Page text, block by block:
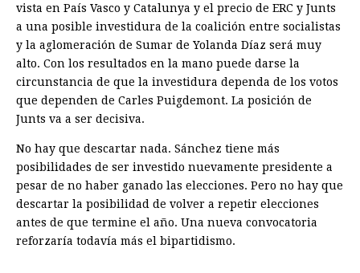
vista en País Vasco y Catalunya y el precio de ERC y Junts
a una posible investidura de la coalición entre socialistas
y la aglomeración de Sumar de Yolanda Díaz será muy
alto. Con los resultados en la mano puede darse la
circunstancia de que la investidura dependa de los votos
que dependen de Carles Puigdemont. La posición de
Junts va a ser decisiva.
No hay que descartar nada. Sánchez tiene más
posibilidades de ser investido nuevamente presidente a
pesar de no haber ganado las elecciones. Pero no hay que
descartar la posibilidad de volver a repetir elecciones
antes de que termine el año. Una nueva convocatoria
reforzaría todavía más el bipartidismo.